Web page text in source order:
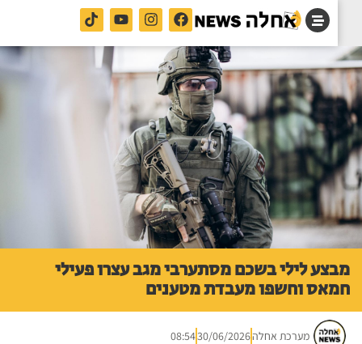
לילי בשכם מסתערבי מגב עצרו פעילי
וחשפו מעבדת מטענים
מערכת אחלה 30/06/2026
08:54